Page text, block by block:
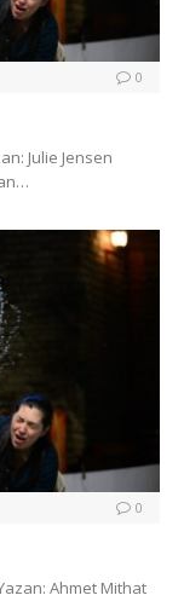
0
Julie Jensen
0
Ahmet Mithat